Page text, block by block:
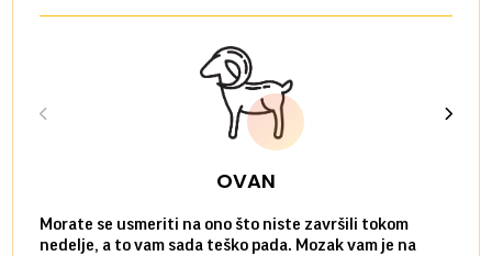
OVAN
Morate se usmeriti na ono što niste završili tokom
nedelje, a to vam sada teško pada. Mozak vam je na